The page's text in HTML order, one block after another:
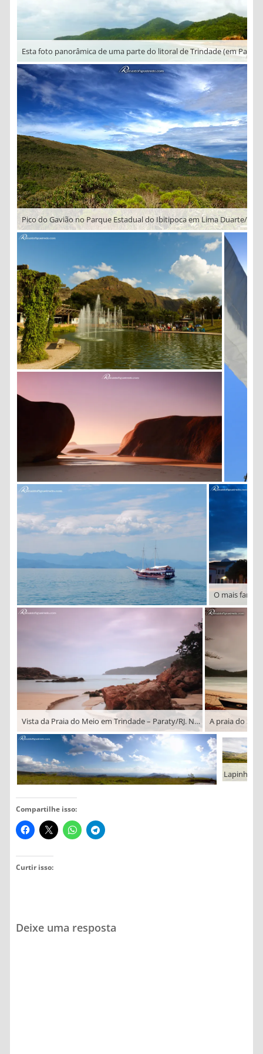
Pico do Gavião no Parque Estadual do Ibitipoca em Lima Duarte/MG.
Vista da Praia do Meio em Trindade – Paraty/RJ. No meio da foto, na ponta do continente, está a pedra conhecida como Cabeça do Índio, que marca a divisa dos estados do RJ e SP.
Compartilhe isso:
Curtir isso:
Deixe uma resposta